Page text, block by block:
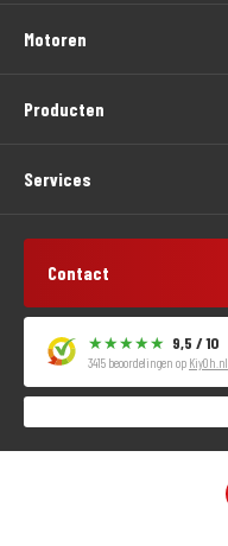
Motoren
Producten
Services
Contact
9,5 / 10
3415 beoordelingen op KiyOh.nl